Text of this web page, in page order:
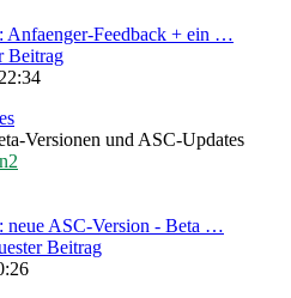
Anfaenger-Feedback + ein …
Beitrag
Versionen und ASC-Updates
neue ASC-Version - Beta …
Beitrag